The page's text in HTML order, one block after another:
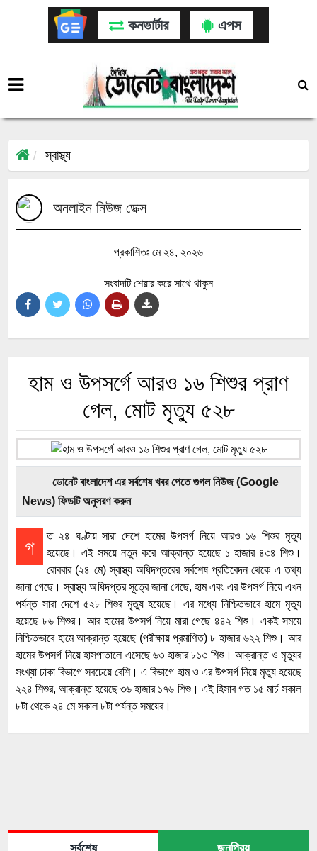
কনভার্টার এপস
স্বাস্থ্য
অনলাইন নিউজ ডেক্স
প্রকাশিতঃ মে ২৪, ২০২৬
সংবাদটি শেয়ার করে সাথে থাকুন
হাম ও উপসর্গে আরও ১৬ শিশুর প্রাণ
গেল, মোট মৃত্যু ৫২৮
ডোনেট বাংলাদেশ এর সর্বশেষ খবর পেতে গুগল নিউজ (Google
News) ফিডটি অনুসরণ করুন
গ
ত ২৪ ঘণ্টায় সারা দেশে হামের উপসর্গ নিয়ে আরও ১৬ শিশুর মৃত্যু
হয়েছে। এই সময়ে নতুন করে আক্রান্ত হয়েছে ১ হাজার ৪৩৪ শিশু।
রোববার (২৪ মে) স্বাস্থ্য অধিদপ্তরের সর্বশেষ প্রতিবেদন থেকে এ তথ্য
জানা গেছে। স্বাস্থ্য অধিদপ্তর সূত্রে জানা গেছে, হাম এবং এর উপসর্গ নিয়ে এখন
পর্যন্ত সারা দেশে ৫২৮ শিশুর মৃত্যু হয়েছে। এর মধ্যে নিশ্চিতভাবে হামে মৃত্যু
হয়েছে ৮৬ শিশুর। আর হামের উপসর্গ নিয়ে মারা গেছে ৪৪২ শিশু। একই সময়ে
নিশ্চিতভাবে হামে আক্রান্ত হয়েছে (পরীক্ষায় প্রমাণিত) ৮ হাজার ৬২২ শিশু। আর
হামের উপসর্গ নিয়ে হাসপাতালে এসেছে ৬৩ হাজার ৮১৩ শিশু। আক্রান্ত ও মৃত্যুর
সংখ্যা ঢাকা বিভাগে সবচেয়ে বেশি। এ বিভাগে হাম ও এর উপসর্গ নিয়ে মৃত্যু হয়েছে
২২৪ শিশুর, আক্রান্ত হয়েছে ৩৬ হাজার ১৭৬ শিশু। এই হিসাব গত ১৫ মার্চ সকাল
৮টা থেকে ২৪ মে সকাল ৮টা পর্যন্ত সময়ের।